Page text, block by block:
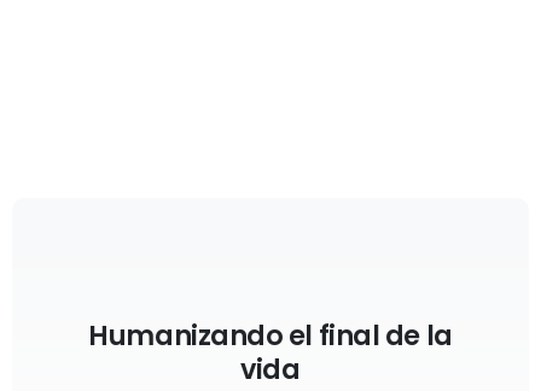
Humanizando el final de la
vida